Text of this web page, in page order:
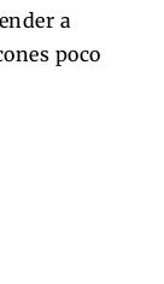
a
poco